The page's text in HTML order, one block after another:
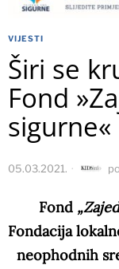
VIJESTI
Širi se
Fond
sigurne«
05.03.2021. po
Fond
Fondacija
neophodnih